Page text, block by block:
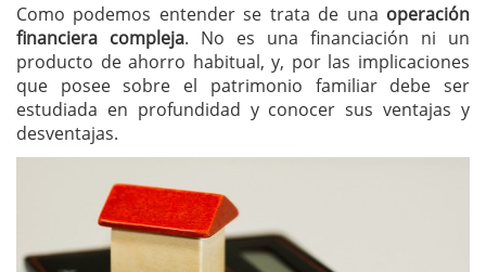
Como podemos entender se trata de una operación
financiera compleja. No es una financiación ni un
producto de ahorro habitual, y, por las implicaciones
que posee sobre el patrimonio familiar debe ser
estudiada en profundidad y conocer sus ventajas y
desventajas.